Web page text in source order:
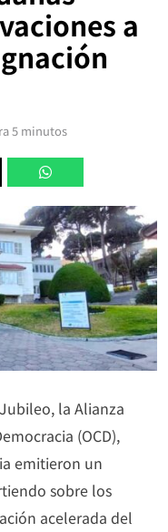
a
5 minutos
la Alianza
(OCD),
emitieron un
sobre los
acelerada del